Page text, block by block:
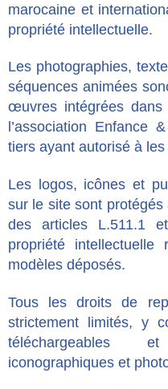
marocaine et
propriété intellectuelle.
Les photographies,
séquences animées
œuvres intégrées
l’association Enfance
tiers ayant autorisé à les
Les logos, icônes et
sur le site sont protégés
des articles L.511.1
propriété
modèles déposés.
Tous les droits de
strictement limités, y
téléchargeables
iconographiques et